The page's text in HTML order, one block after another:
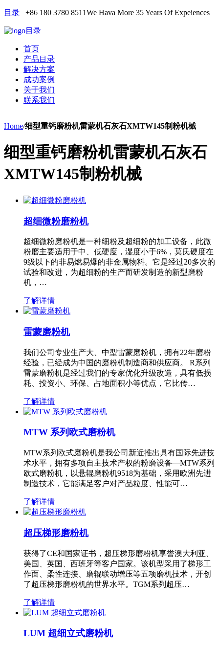
目录 +86 180 3780 8511We Hava More 35 Years Of Expeiences
目录
首页
产品目录
解决方案
成功案例
关于我们
联系我们
Home/细型重钙磨粉机雷蒙机石灰石XMTW145制粉机械
细型重钙磨粉机雷蒙机石灰石
XMTW145制粉机械
超细微粉磨粉机
超细微粉磨粉机是一种细粉及超细粉的加工设备，此微
粉磨主要适用于中、低硬度，湿度小于6%，莫氏硬度在
9级以下的非易燃易爆的非金属物料。它是经过20多次的
试验和改进，为超细粉的生产而研发制造的新型磨粉
机，…
了解详情
雷蒙磨粉机
我们公司专业生产大、中型雷蒙磨粉机，拥有22年磨粉
经验，已经成为中国的磨粉机制造商和供应商。 R系列
雷蒙磨粉机是经过我们的专家优化升级改造，具有低损
耗、投资小、环保、占地面积小等优点，它比传…
了解详情
MTW 系列欧式磨粉机
MTW系列欧式磨粉机是我公司新近推出具有国际先进技
术水平，拥有多项自主技术产权的粉磨设备—MTW系列
欧式磨粉机，以悬辊磨粉机9518为基础，采用欧洲先进
制造技术，它能满足客户对产品粒度、性能可…
了解详情
超压梯形磨粉机
获得了CE和国家证书，超压梯形磨粉机享誉澳大利亚、
美国、英国、西班牙等客户国家。该机型采用了梯形工
作面、柔性连接、磨辊联动增压等五项磨机技术，开创
了超压梯形磨粉机的世界水平。TGM系列超压…
了解详情
LUM 超细立式磨粉机